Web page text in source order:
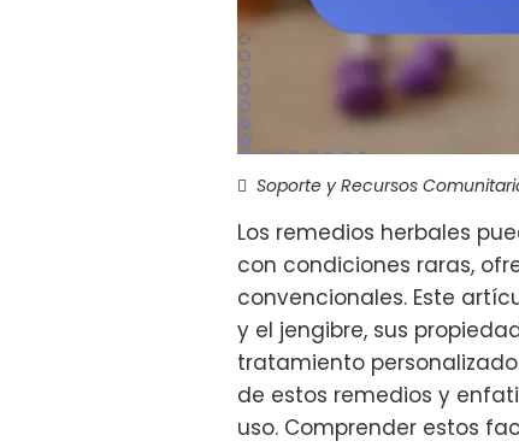
Soporte y Recursos
Los remedios herbales
con condiciones raras,
convencionales. Este
y el jengibre, sus
tratamiento
de estos remedios y
uso. Comprender estos